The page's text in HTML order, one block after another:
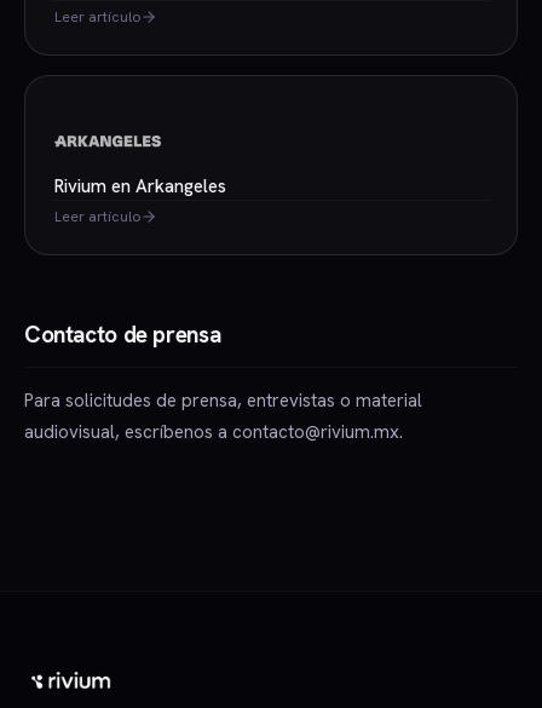
Leer artículo
Rivium en Arkangeles
Leer artículo
Contacto de prensa
Para solicitudes de prensa, entrevistas o material
audiovisual, escríbenos a contacto@rivium.mx.